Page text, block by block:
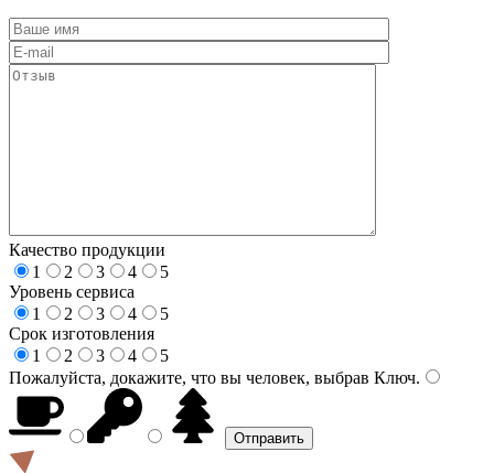
Качество продукции
1
2 3 4
5
Уровень сервиса
1
2 3 4
5
Срок изготовления
1
2 3 4
5
Пожалуйста, докажите, что вы человек, выбрав Ключ.